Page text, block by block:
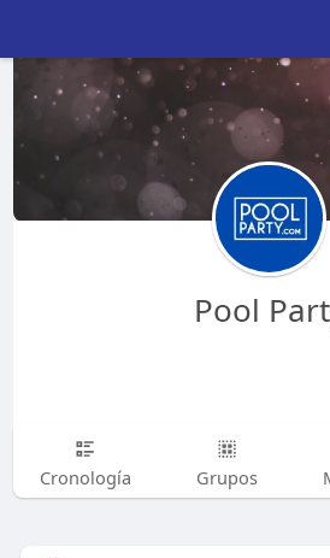
Pool
Cronología Grupos